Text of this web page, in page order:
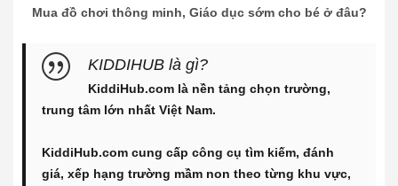
Mua đồ chơi thông minh, Giáo dục sớm cho bé ở đâu?
KIDDIHUB là gì?
KiddiHub.com là nền tảng chọn trường,
trung tâm lớn nhất Việt Nam.
KiddiHub.com cung cấp công cụ tìm kiếm, đánh
giá, xếp hạng trường mầm non theo từng khu vực,